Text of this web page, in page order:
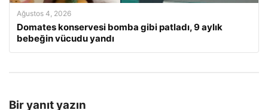
Ağustos 4, 2026
Domates konservesi bomba gibi patladı, 9 aylık
bebeğin vücudu yandı
Bir yanıt yazın